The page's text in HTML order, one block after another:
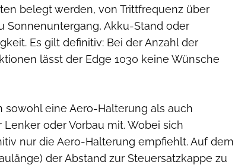
belegt werden, von Trittfrequenz über
Sonnenuntergang, Akku-Stand oder
Es gilt definitiv: Bei der Anzahl der
lässt der Edge 1030 keine Wünsche
sowohl eine Aero-Halterung als auch
oder Vorbau mit. Wobei sich
nur die Aero-Halterung empfiehlt. Auf dem
der Abstand zur Steuersatzkappe zu